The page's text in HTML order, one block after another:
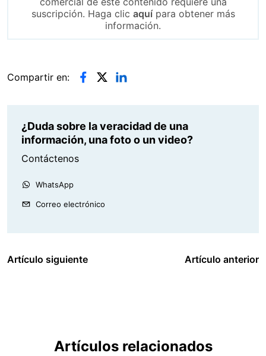
suscripción. Haga clic aquípara obtener más
información.
Compartir en:
¿Duda sobre la veracidad de una
información, una foto o un video?
Contáctenos
WhatsApp
Correo electrónico
Artículo siguiente Artículo anterior
Artículos relacionados